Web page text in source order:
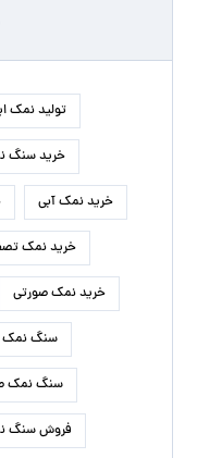
تولید نمک
خرید سنگ
خرید نمک آبی
خرید نمک
خرید نمک صورتی
سنگ نمک
سنگ نمک
فروش سنگ